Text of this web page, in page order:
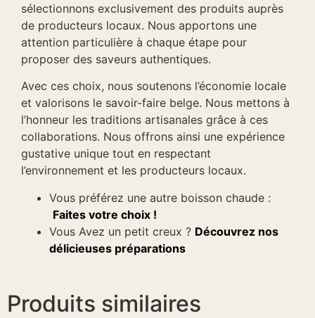
sélectionnons exclusivement des produits auprès
de producteurs locaux. Nous apportons une
attention particulière à chaque étape pour
proposer des saveurs authentiques.
Avec ces choix, nous soutenons l’économie locale
et valorisons le savoir-faire belge. Nous mettons à
l’honneur les traditions artisanales grâce à ces
collaborations. Nous offrons ainsi une expérience
gustative unique tout en respectant
l’environnement et les producteurs locaux.
Vous préférez une autre boisson chaude :
Faites votre choix !
Vous Avez un petit creux ? Découvrez nos
délicieuses préparations
Produits similaires